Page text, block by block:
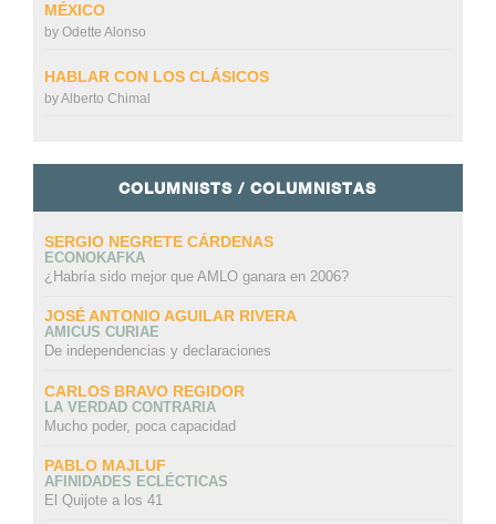
MÉXICO
by Odette Alonso
HABLAR CON LOS CLÁSICOS
byAlberto Chimal
COLUMNISTS / COLUMNISTAS
SERGIO NEGRETE CÁRDENAS
ECONOKAFKA
¿Habría sido mejor que AMLO ganara en 2006?
JOSÉ ANTONIO AGUILAR RIVERA
AMICUS CURIAE
De independencias y declaraciones
CARLOS BRAVO REGIDOR
LA VERDAD CONTRARIA
Mucho poder, poca capacidad
PABLO MAJLUF
AFINIDADES ECLÉCTICAS
El Quijote a los 41